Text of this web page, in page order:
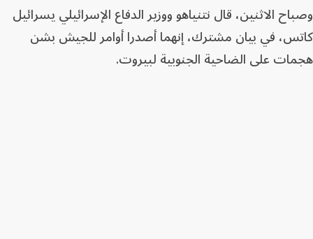
وصباح الاثنين، قال نتنياهو ووزير الدفاع الإسرائيلي يسرائيل
كاتس، في بيان مشترك، إنهما أصدرا أوامر للجيش بشن
هجمات على الضاحية الجنوبية لبيروت.